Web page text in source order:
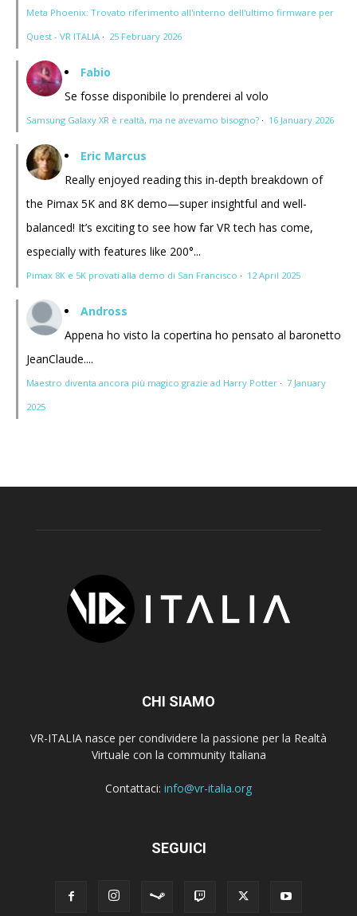
Meta Phoenix: Trovato riferimento all'interno dell'ultimo firmware per
Quest - VR ITALIA · 25 February 2026
Fabio
Se fosse disponibile lo prenderei al volo
Samsung Galaxy XR è realtà, ma ne avevamo bisogno? · 16 January 2026
Eric Marcus
Really enjoyed reading this in-depth breakdown of
the Pimax 5K and 8K demo—super insightful and well-
balanced! It’s exciting to see how far VR tech has come,
especially with features like 200°...
Pimax 8K e 5K provati alla demo di San Francisco · 12 April 2025
Andross
Appena ho visto la copertina ho pensato al baronetto
JeanClaude....
Maestro diventa ancora più magico grazie ad Harry Potter · 7 January
2025
CHI SIAMO
VR-ITALIA nasce per condividere la passione per la Realtà
Virtuale con la community Italiana
Contattaci: info@vr-italia.org
SEGUICI